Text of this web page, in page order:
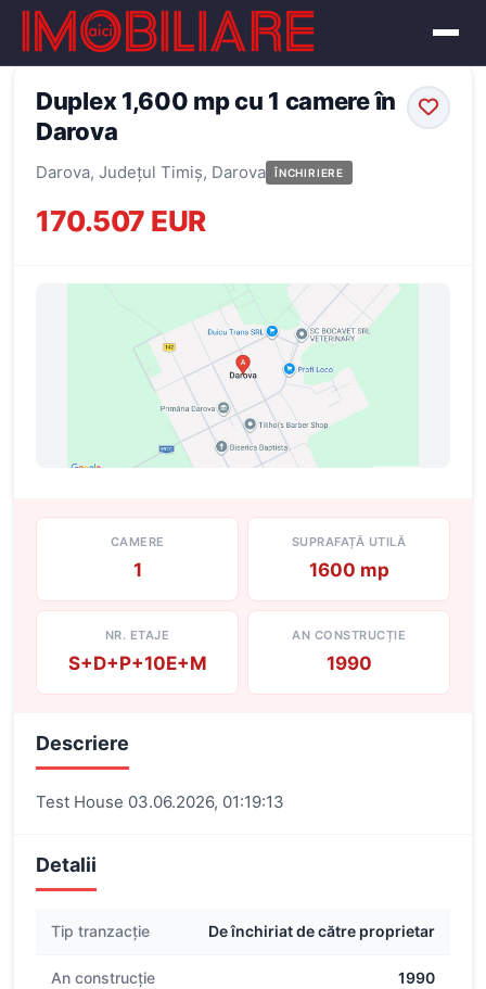
← Înapoi la oferte
Duplex 1,600 mp cu 1 camere în
Darova
Darova, Județul Timiș, Darova ÎNCHIRIERE
170.507 EUR
CAMERE
1
SUPRAFAȚĂ UTILĂ
1600 mp
NR. ETAJE
S+D+P+10E+M
AN CONSTRUCȚIE
1990
Descriere
Test House 03.06.2026, 01:19:13
Detalii
Tip tranzacție De închiriat de către proprietar
An construcție 1990